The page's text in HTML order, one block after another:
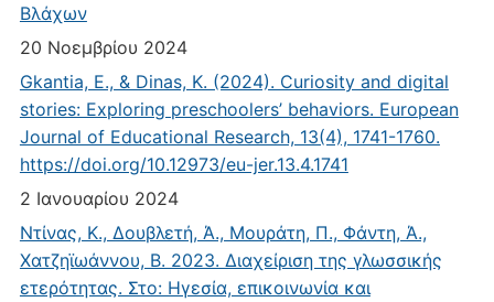
Βλάχων
20 Νοεμβρίου 2024
Gkantia, E., & Dinas, K. (2024). Curiosity and digital
stories: Exploring preschoolers’ behaviors. European
Journal of Educational Research, 13(4), 1741-1760.
https://doi.org/10.12973/eu-jer.13.4.1741
2 Ιανουαρίου 2024
Ντίνας, Κ., Δουβλετή, Ά., Μουράτη, Π., Φάντη, Ά.,
Χατζηϊωάννου, Β. 2023. Διαχείριση της γλωσσικής
ετερότητας. Στο: Ηγεσία, επικοινωνία και